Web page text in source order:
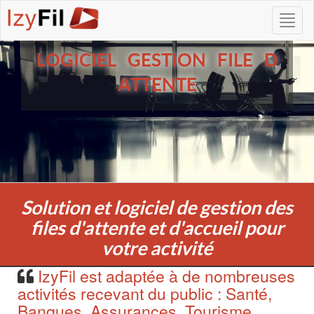
LOGICIEL GESTION FILE D
ATTENTE
Solution et logiciel de gestion des
files d'attente et d'accueil pour
votre activité
IzyFil est adaptée à de nombreuses
activités recevant du public : Santé,